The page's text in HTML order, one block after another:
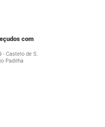
com
- Castelo de S.
Padilha